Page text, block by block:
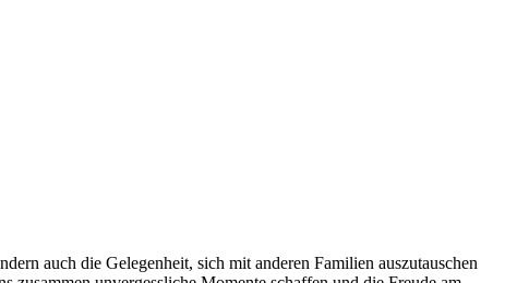
auch die Gelegenheit, sich mit anderen Familien auszutauschen